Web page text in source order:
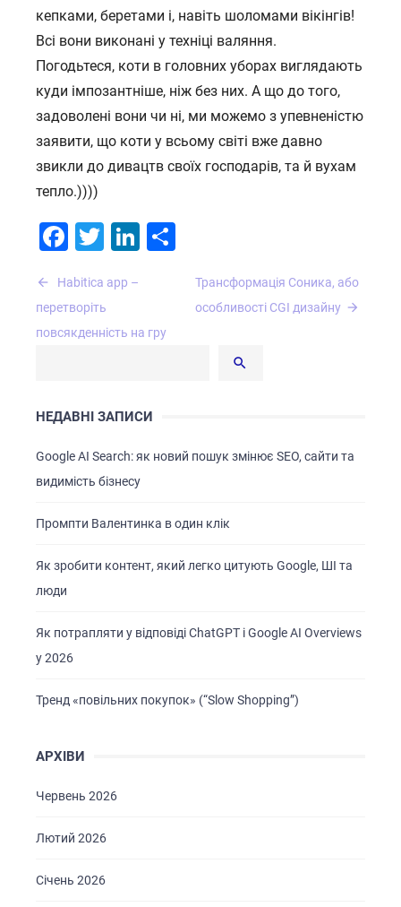
кепками, беретами і, навіть шоломами вікінгів!
Всі вони виконані у техніці валяння.
Погодьтеся, коти в головних уборах виглядають
куди імпозантніше, ніж без них. А що до того,
задоволені вони чи ні, ми можемо з упевненістю
заявити, що коти у всьому світі вже давно
звикли до дивацтв своїх господарів, та й вухам
тепло.))))
Facebook
TwitterLinkedIn
Навігація
записів
Habitica app –
перетворіть
повсякденність на гру
Трансформація Соника, або
особливості CGI дизайну
НЕДАВНІ ЗАПИСИ
Google AI Search: як новий пошук змінює SEO, сайти та
видимість бізнесу
Промпти Валентинка в один клік
Як зробити контент, який легко цитують Google, ШІ та
люди
Як потрапляти у відповіді ChatGPT і Google AI Overviews
у 2026
Тренд «повільних покупок» (“Slow Shopping”)
АРХІВИ
Червень 2026
Лютий 2026
Січень 2026